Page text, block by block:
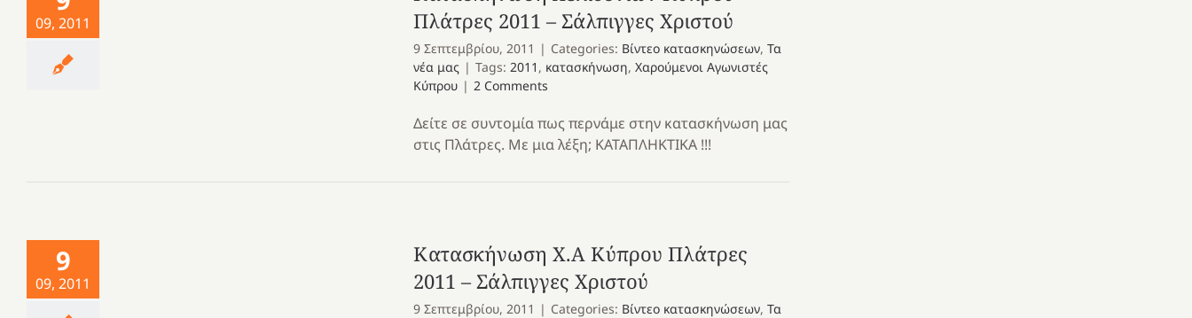
09, 2011
Πλάτρες 2011 – Σάλπιγγες Χριστού
9 Σεπτεμβρίου, 2011 | Categories: Βίντεο κατασκηνώσεων, Τα
νέα μας | Tags: 2011 , κατασκήνωση, Χαρούμενοι Αγωνιστές
Κύπρου | 2 Comments
Δείτε σε συντομία πως περνάμε στην κατασκήνωση μας
στις Πλάτρες. Με μια λέξη; ΚΑΤΑΠΛΗΚΤΙΚΑ !!!
9
09, 2011
Κατασκήνωση Χ.Α Κύπρου Πλάτρες
2011 – Σάλπιγγες Χριστού
9 Σεπτεμβρίου, 2011 | Categories: Βίντεο κατασκηνώσεων, Τα